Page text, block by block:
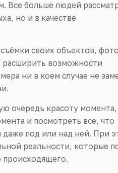
Все больше людей
но и в качестве
своих объектов,
расширить возможности
ни в коем случае не
очередь красоту момента,
и посмотреть все, что
даже под или над ней. При
реальности, которые
происходящего.